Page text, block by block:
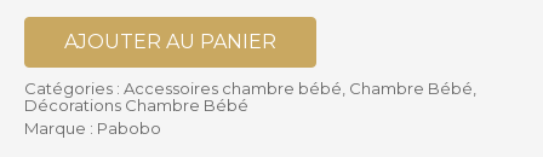
AJOUTER AU PANIER
Catégories : Accessoires chambre bébé Chambre Bébé
Décorations Chambre Bébé
Marque : Pabobo